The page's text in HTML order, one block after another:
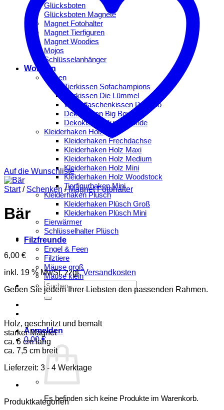
Glücksboten
Glücksboten Magnete
Magnet Fotohalter
Magnet Tierfiguren
Magnet Woodies
Mojos
Schlüsselanhänger
Wohnen
Kissen
Tierkissen Sofachampions
Tierkissen Die Lümmel
Wärmflaschenkissen Peppino
Dekokissen Big Boys
Dekokissen Bunte Hunde
Kleiderhaken Holz
Kleiderhaken Frechdachse
Kleiderhaken Holz Maxi
Kleiderhaken Holz Medium
Kleiderhaken Holz Mini
Kleiderhaken Holz Woodstock
Tierfigurhaken Mini
Kleiderhaken Plüsch
Kleiderhaken Plüsch Groß
Kleiderhaken Plüsch Mini
Eierwärmer
Schlüsselhalter Plüsch
Filzfreunde
Engel & Feen
Filztiere
Mäuse groß
Mäuse klein
Suchen
nach:
Anmelden
0,00€
Es befinden sich keine Produkte im Warenkorb.
Auf die Wunschliste
Start / Schenken / Magnet Fotohalter
Bär
6,00 €
inkl. 19 % MwSt. zzgl.Versandkosten
Geben Sie jedem Ihrer Liebsten den passenden Rahmen.
Holz, geschnitzt und bemalt
starker Magnet
ca. 6 cm lang
ca. 7,5 cm breit
Lieferzeit: 3 - 4 Werktage
Produktkategorien